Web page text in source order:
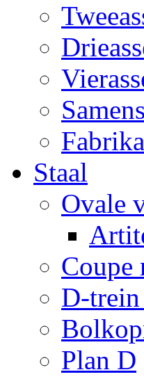
Staal
Ovale
Coupe
D-
Plan D